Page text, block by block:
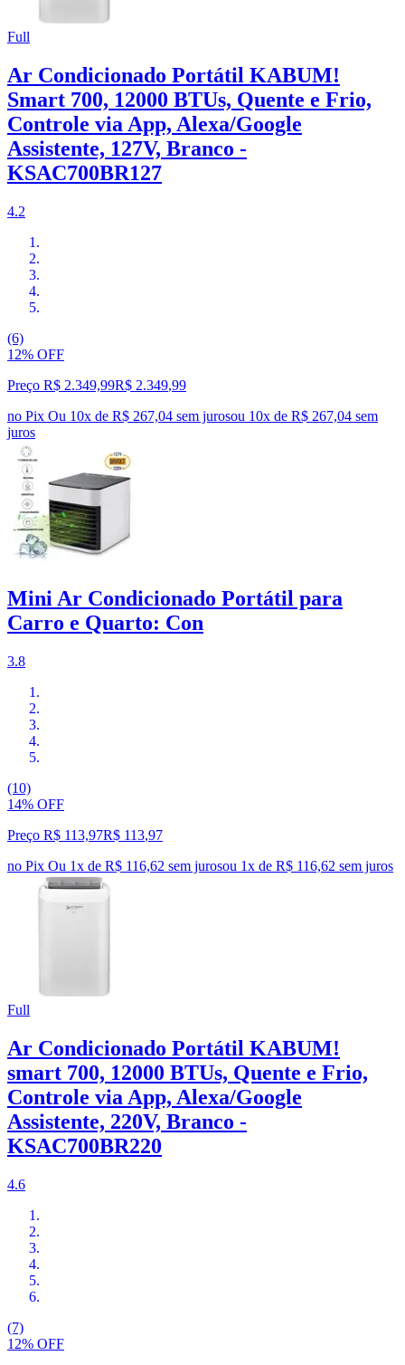
Full
Ar Condicionado Portátil KABUM!
Smart 700, 12000 BTUs, Quente e Frio,
Controle via App, Alexa/Google
Assistente, 127V, Branco -
KSAC700BR127
4.2
(6)
12% OFF
Preço R$ 2.349,99R$ 2.349,99
no Pix Ou 10x de R$ 267,04 sem jurosou 10x de R$ 267,04 sem
juros
Mini Ar Condicionado Portátil para
Carro e Quarto: Con
3.8
(10)
14% OFF
Preço R$ 113,97R$ 113,97
no Pix Ou 1x de R$ 116,62 sem jurosou 1x de R$ 116,62 sem juros
Full
Ar Condicionado Portátil KABUM!
smart 700, 12000 BTUs, Quente e Frio,
Controle via App, Alexa/Google
Assistente, 220V, Branco -
KSAC700BR220
4.6
(7)
12% OFF